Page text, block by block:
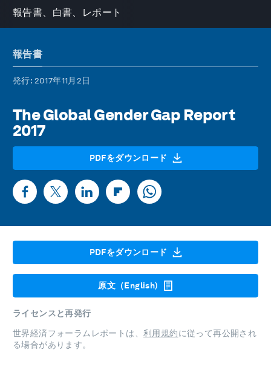
報告書、白書、レポート
報告書
発行: 2017年11月2日
The Global Gender Gap Report
2017
PDFをダウンロード
PDFをダウンロード
原文（English)
ライセンスと再発行
世界経済フォーラムレポートは、 利用規約に従って再公開され
る場合があります。